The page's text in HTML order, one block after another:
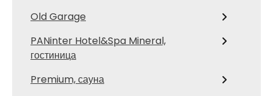
Old Garage
PANinter Hotel&Spa Mineral,
гостиница
Premium, сауна